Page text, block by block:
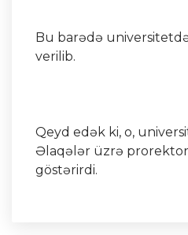
Bu barədə
verilib.
Qeyd edək ki, o,
Əlaqələr üzrə
göstərirdi.